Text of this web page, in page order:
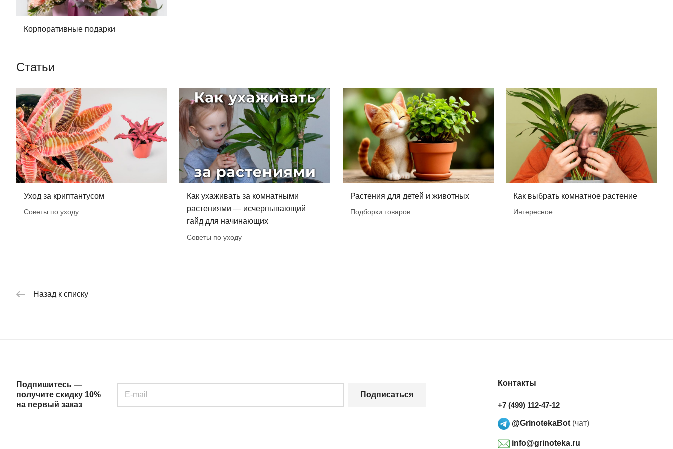
Корпоративные подарки
Статьи
Уход за криптантусом
Советы по уходу
Как ухаживать за комнатными
растениями — исчерпывающий
гайд для начинающих
Советы по уходу
Растения для детей и животных
Подборки товаров
Как выбрать комнатное растение
Интересное
Назад к списку
Подпишитесь —
получите скидку 10%
на первый заказ
Подписаться
Контакты
+7 (499) 112-47-12
@GrinotekaBot (чат)
info@grinoteka.ru